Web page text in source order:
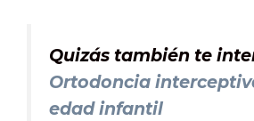
Quizás también te
Ortodoncia
edad infantil